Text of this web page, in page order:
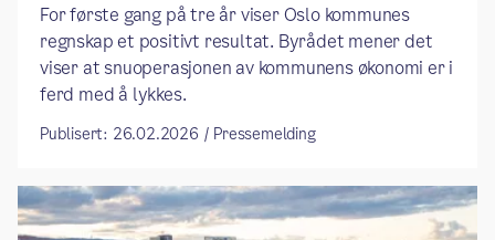
For første gang på tre år viser Oslo kommunes
regnskap et positivt resultat. Byrådet mener det
viser at snuoperasjonen av kommunens økonomi er i
ferd med å lykkes.
Publisert: 26.02.2026 / Pressemelding